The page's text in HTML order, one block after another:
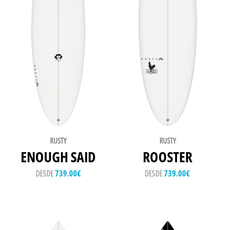
RUSTY
ENOUGH SAID
DESDE739.00€
RUSTY
ROOSTER
DESDE739.00€